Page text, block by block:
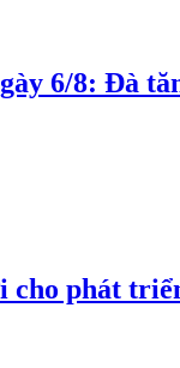
6/8: Đà
cho phát